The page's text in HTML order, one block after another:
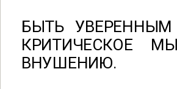
БЫТЬ
КРИТИЧЕСКОЕ
ВНУШЕНИЮ.